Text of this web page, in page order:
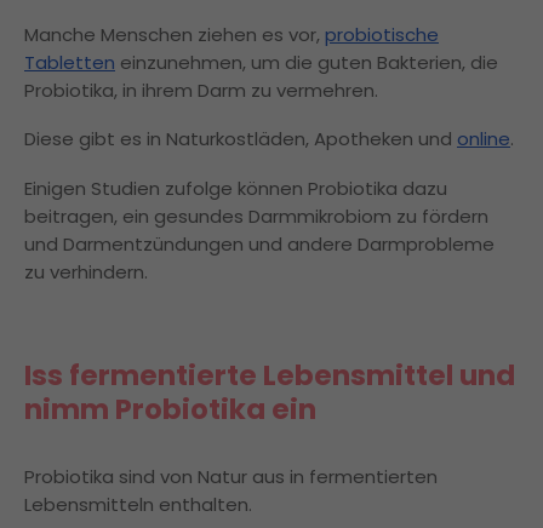
Manche Menschen ziehen es vor, probiotische
Tabletten einzunehmen, um die guten Bakterien, die
Probiotika, in ihrem Darm zu vermehren.
Diese gibt es in Naturkostläden, Apotheken und online.
Einigen Studien zufolge können Probiotika dazu
beitragen, ein gesundes Darmmikrobiom zu fördern
und Darmentzündungen und andere Darmprobleme
zu verhindern.
Iss fermentierte Lebensmittel und
nimm Probiotika ein
Probiotika sind von Natur aus in fermentierten
Lebensmitteln enthalten.